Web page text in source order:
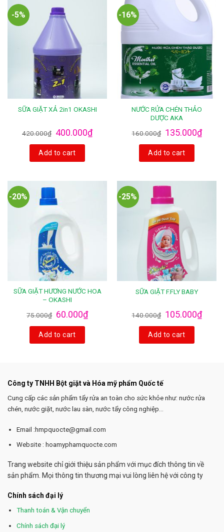
-5%
SỮA GIẶT XẢ 2in1 OKASHI
420.000₫ 400.000₫
Add to cart
-16%
NƯỚC RỬA CHÉN THẢO
DƯỢC AKA
160.000₫ 135.000₫
Add to cart
-20%
SỮA GIẶT HƯƠNG NƯỚC HOA
– OKASHI
75.000₫ 60.000₫
Add to cart
-25%
SỮA GIẶT F.FLY BABY
140.000₫ 105.000₫
Add to cart
Công ty TNHH Bột giặt và Hóa mỹ phẩm Quốc tế
Cung cấp các sản phẩm tẩy rửa an toàn cho sức khỏe như: nước rửa
chén, nước giặt, nước lau sàn, nước tẩy công nghiệp...
Email :hmpquocte@gmail.com
Website : hoamyphamquocte.com
Trang website chỉ giới thiệu sản phẩm với mục đích thông tin về
sản phẩm. Mọi thông tin thương mại vui lòng liên hệ với công ty
Chính sách đại lý
Thanh toán & Vận chuyển
Chính sách đại lý